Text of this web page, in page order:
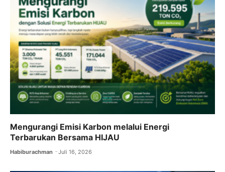
Mengurangi Emisi Karbon melalui Energi
Terbarukan Bersama HIJAU
Habiburachman Juli 16, 2026